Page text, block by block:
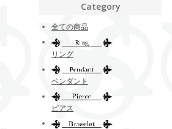
Category
全ての商品
リング
ペンダント
ピアス